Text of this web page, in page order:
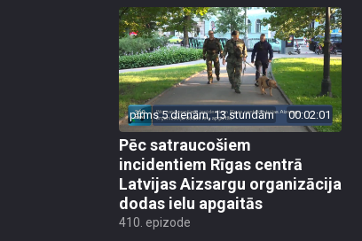
pirms 5 dienām, 13 stundām 00:02:01
Pēc satraucošiem
incidentiem Rīgas centrā
Latvijas Aizsargu organizācija
dodas ielu apgaitās
410. epizode